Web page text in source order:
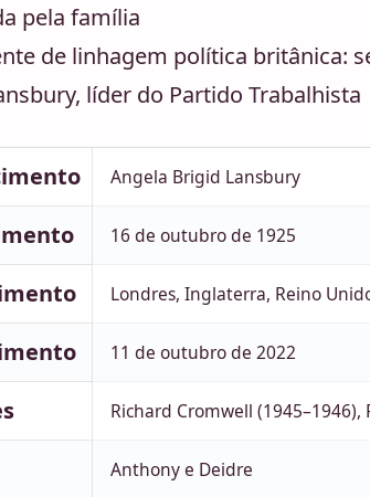
pela família
de linhagem política britânica:
líder do Partido Trabalhista
Angela Brigid Lansbury
16 de outubro de 1925
Londres, Inglaterra, Reino
11 de outubro de 2022
Richard Cromwell (1945–1946),
Anthony e Deidre